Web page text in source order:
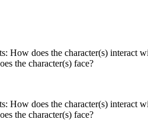
How does the character(s) interact
the character(s) face?
How does the character(s) interact
the character(s) face?